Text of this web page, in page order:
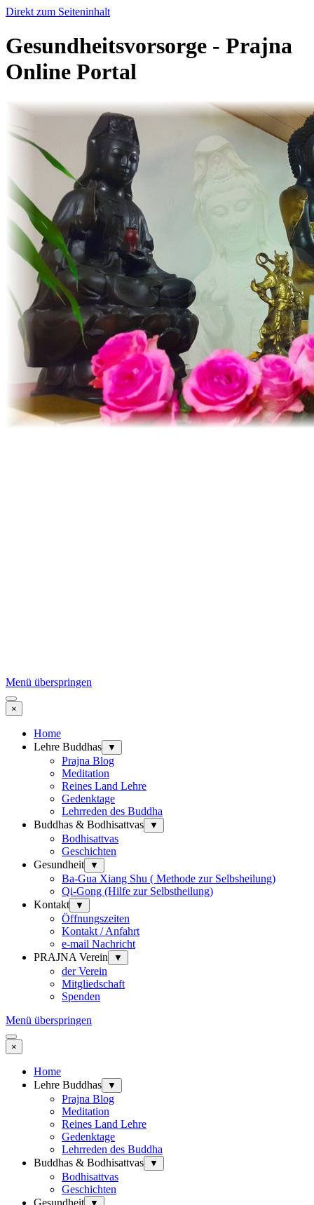
Direkt zum Seiteninhalt
Gesundheitsvorsorge - Prajna
Online Portal
Menü überspringen
×
Home
Lehre Buddhas
▼
Prajna Blog
Meditation
Reines Land Lehre
Gedenktage
Lehrreden des Buddha
Buddhas & Bodhisattvas
▼
Bodhisattvas
Geschichten
Gesundheit
▼
Ba-Gua Xiang Shu ( Methode zur Selbsheilung)
Qi-Gong (Hilfe zur Selbstheilung)
Kontakt
▼
Öffnungszeiten
Kontakt / Anfahrt
e-mail Nachricht
PRAJNA Verein
▼
der Verein
Mitgliedschaft
Spenden
Menü überspringen
×
Home
Lehre Buddhas
▼
Prajna Blog
Meditation
Reines Land Lehre
Gedenktage
Lehrreden des Buddha
Buddhas & Bodhisattvas
▼
Bodhisattvas
Geschichten
Gesundheit